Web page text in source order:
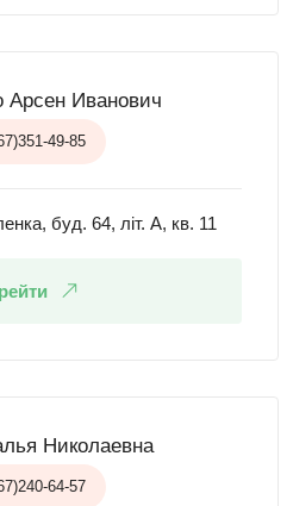
Арсен Иванович
49-85
буд. 64, літ. А, кв. 11
Николаевна
64-57